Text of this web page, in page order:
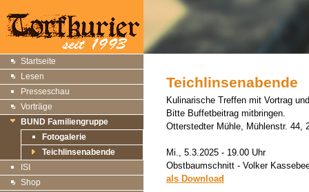
Startseite
Lesen
Presseschau
Vorträge
BUND Familiengruppe
Fotogalerie
Teichlinsenabende
ISI
Shop
Teichlinsenabende
Kulinarische Treffen mit Vortrag
Bitte Buffetbeitrag mitbringen.
Otterstedter Mühle, Mühlenstr. 44,
Mi., 5.3.2025 - 19.00 Uhr
Obstbaumschnitt - Volker
als Download